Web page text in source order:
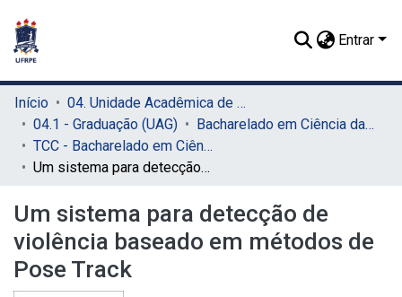
Entrar
Início
04. Unidade Acadêmica de Garanhuns (UAG)
04.1 - Graduação (UAG)
Bacharelado em Ciência da Computação (UAG)
TCC - Bacharelado em Ciência da Computação (UAG)
Um sistema para detecção de violência baseado em métodos de Pose Track
Um sistema para detecção de
violência baseado em métodos de
Pose Track